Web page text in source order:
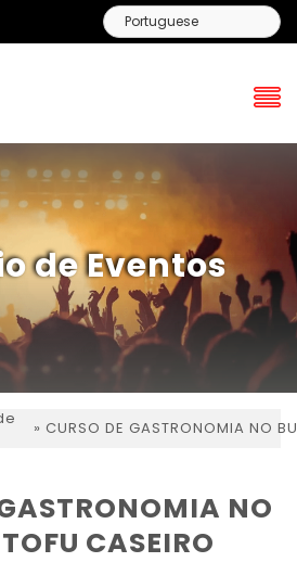
de Eventos
» CURSO DE GASTRONOMIA NO
NO
CASEIRO